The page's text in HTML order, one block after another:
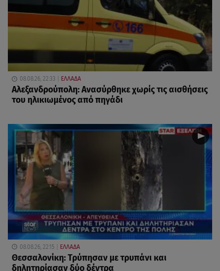
08.08.26, 22:33 ΕΛΛΑΔΑ
Αλεξανδρούπολη: Ανασύρθηκε χωρίς τις αισθήσεις
του ηλικιωμένος από πηγάδι
08.08.26, 22:15 ΕΛΛΑΔΑ
Θεσσαλονίκη: Τρύπησαν με τρυπάνι και
δηλητηρίασαν δύο δέντρα